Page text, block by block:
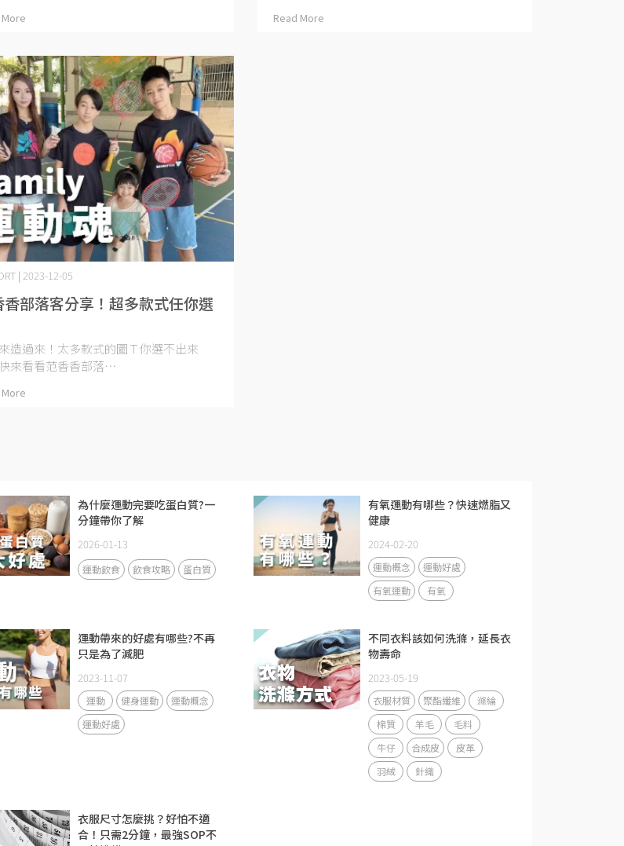
Read More
香部落客分享！超多款式任你選
| 2023-12-05
造過來！太多款式的圖Ｔ你選不出來
來看看范香香部落⋯
為什麼運動完要吃蛋白質?一
分鐘帶你了解
2026-01-13
運動飲食 飲食攻略 蛋白質
有氧運動有哪些？快速燃脂又
健康
2024-02-20
運動概念
運動好處
有氧運動
有氧
運動帶來的好處有哪些?不再
只是為了減肥
2023-11-07
運動 健身運動
運動概念
運動好處
不同衣料該如何洗滌，延長衣
物壽命
2023-05-19
衣服材質 聚酯纖維
滌綸
棉質
羊毛
毛料
牛仔
合成皮
皮革
羽絨
針織
衣服尺寸怎麼挑？好怕不適
合！只需2分鐘，最強SOP不